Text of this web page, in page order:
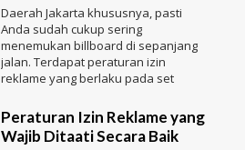
Daerah Jakarta khususnya, pasti
Anda sudah cukup sering
menemukan billboard di sepanjang
jalan. Terdapat peraturan izin
reklame yang berlaku pada set
Peraturan Izin Reklame yang
Wajib Ditaati Secara Baik